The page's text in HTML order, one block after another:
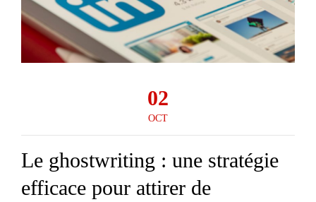
02
OCT
Le ghostwriting : une stratégie
efficace pour attirer de